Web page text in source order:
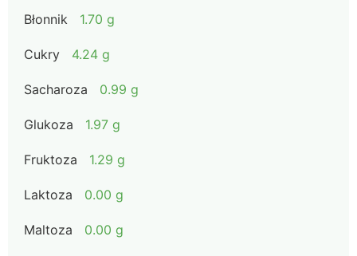
Błonnik 1.70 g
Cukry 4.24 g
Sacharoza 0.99 g
Glukoza 1.97 g
Fruktoza 1.29 g
Laktoza 0.00 g
Maltoza 0.00 g